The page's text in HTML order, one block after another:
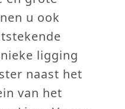
u ook
ligging
naast het
van het